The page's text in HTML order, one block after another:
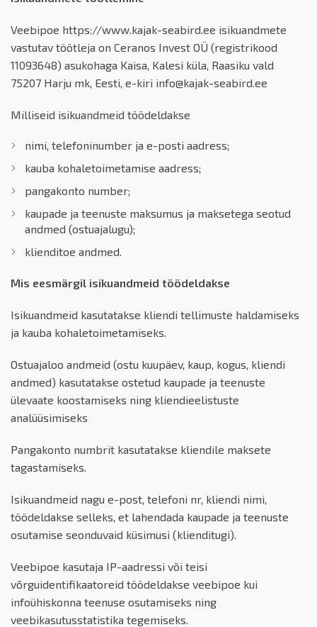
Veebipoe https://www.kajak-seabird.ee isikuandmete
vastutav töötleja on Ceranos Invest OÜ (registrikood
11093648) asukohaga Kaisa, Kalesi küla, Raasiku vald
75207 Harju mk, Eesti, e-kiri info@kajak-seabird.ee
Milliseid isikuandmeid töödeldakse
nimi, telefoninumber ja e-posti aadress;
kauba kohaletoimetamise aadress;
pangakonto number;
kaupade ja teenuste maksumus ja maksetega seotud
andmed (ostuajalugu);
klienditoe andmed.
Mis eesmärgil isikuandmeid töödeldakse
Isikuandmeid kasutatakse kliendi tellimuste haldamiseks
ja kauba kohaletoimetamiseks.
Ostuajaloo andmeid (ostu kuupäev, kaup, kogus, kliendi
andmed) kasutatakse ostetud kaupade ja teenuste
ülevaate koostamiseks ning kliendieelistuste
analüüsimiseks
Pangakonto numbrit kasutatakse kliendile maksete
tagastamiseks.
Isikuandmeid nagu e-post, telefoni nr, kliendi nimi,
töödeldakse selleks, et lahendada kaupade ja teenuste
osutamise seonduvaid küsimusi (klienditugi).
Veebipoe kasutaja IP-aadressi või teisi
võrguidentifikaatoreid töödeldakse veebipoe kui
infoühiskonna teenuse osutamiseks ning
veebikasutusstatistika tegemiseks.